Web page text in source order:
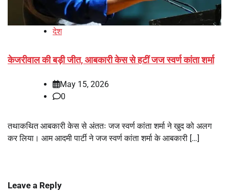
देश
केजरीवाल की बड़ी जीत, आबकारी केस से हटीं जज स्वर्ण कांता शर्मा
May 15, 2026
0
तथाकथित आबकारी केस से अंततः जज स्वर्ण कांता शर्मा ने खुद को अलग
कर लिया। आम आदमी पार्टी ने जज स्वर्ण कांता शर्मा के आबकारी […]
Leave a Reply